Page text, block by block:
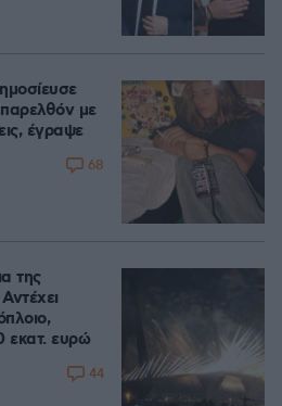
με
έγραψε
68
της
εκατ. ευρώ
44